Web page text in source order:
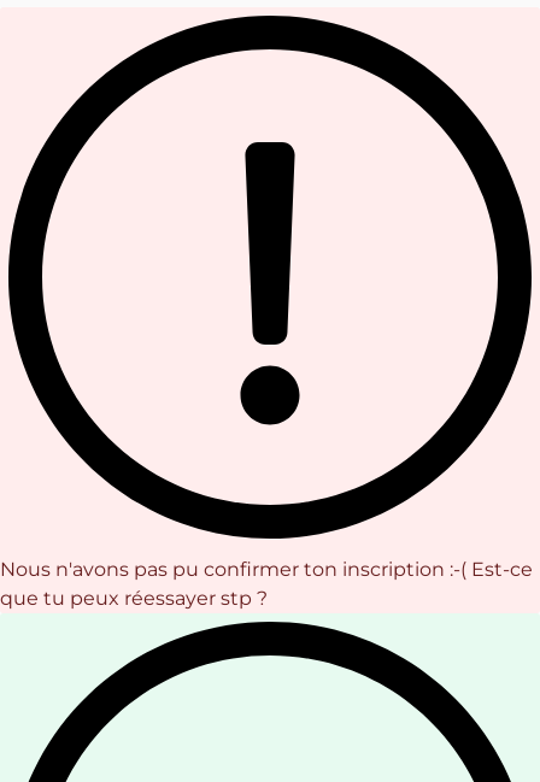
Nous n'avons pas pu confirmer ton inscription :-( Est-ce
que tu peux réessayer stp ?